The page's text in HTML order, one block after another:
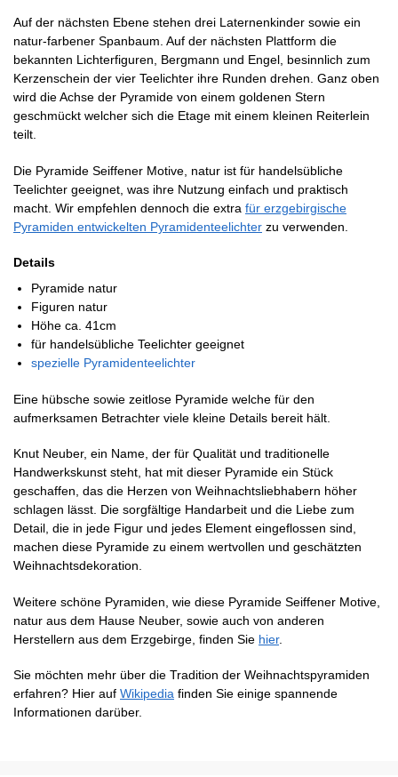
Auf der nächsten Ebene stehen drei Laternenkinder sowie ein
natur-farbener Spanbaum. Auf der nächsten Plattform die
bekannten Lichterfiguren, Bergmann und Engel, besinnlich zum
Kerzenschein der vier Teelichter ihre Runden drehen. Ganz oben
wird die Achse der Pyramide von einem goldenen Stern
geschmückt welcher sich die Etage mit einem kleinen Reiterlein
teilt.
Die Pyramide Seiffener Motive, natur ist für handelsübliche
Teelichter geeignet, was ihre Nutzung einfach und praktisch
macht. Wir empfehlen dennoch die extra für erzgebirgische
Pyramiden entwickelten Pyramidenteelichter zu verwenden.
Details
Pyramide natur
Figuren natur
Höhe ca. 41cm
für handelsübliche Teelichter geeignet
spezielle Pyramidenteelichter
Eine hübsche sowie zeitlose Pyramide welche für den
aufmerksamen Betrachter viele kleine Details bereit hält.
Knut Neuber, ein Name, der für Qualität und traditionelle
Handwerkskunst steht, hat mit dieser Pyramide ein Stück
geschaffen, das die Herzen von Weihnachtsliebhabern höher
schlagen lässt. Die sorgfältige Handarbeit und die Liebe zum
Detail, die in jede Figur und jedes Element eingeflossen sind,
machen diese Pyramide zu einem wertvollen und geschätzten
Weihnachtsdekoration.
Weitere schöne Pyramiden, wie diese Pyramide Seiffener Motive,
natur aus dem Hause Neuber, sowie auch von anderen
Herstellern aus dem Erzgebirge, finden Sie hier.
Sie möchten mehr über die Tradition der Weihnachtspyramiden
erfahren? Hier auf Wikipedia finden Sie einige spannende
Informationen darüber.